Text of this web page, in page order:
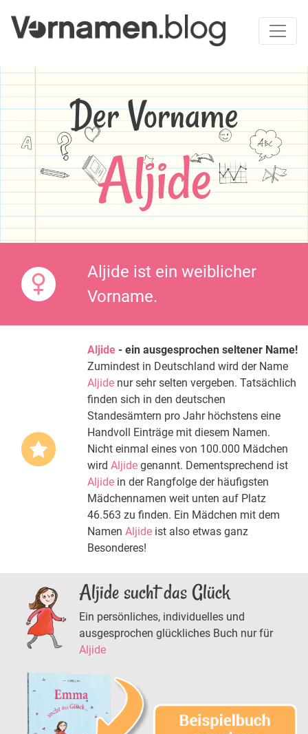
Der Vorname
Aljide
Aljide ist ein weiblicher
Vorname.
Aljide - ein ausgesprochen seltener Name!
Zumindest in Deutschland wird der Name
Aljide nur sehr selten vergeben. Tatsächlich
finden sich in den deutschen
Standesämtern pro Jahr höchstens eine
Handvoll Einträge mit diesem Namen.
Nicht einmal eines von 100.000 Mädchen
wird Aljide genannt. Dementsprechend ist
Aljide in der Rangfolge der häufigsten
Mädchennamen weit unten auf Platz
46.563 zu finden. Ein Mädchen mit dem
Namen Aljide ist also etwas ganz
Besonderes!
Aljide sucht das Glück
Ein persönliches, individuelles und
ausgesprochen glückliches Buch nur für
Aljide